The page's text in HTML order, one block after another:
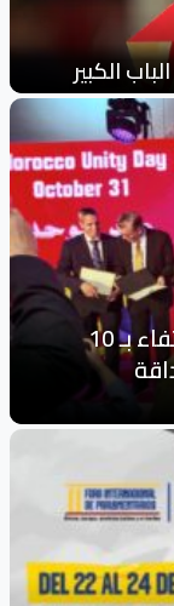
"Morocco Day" يطلق برنامج 2026 احتفاء بـ 10